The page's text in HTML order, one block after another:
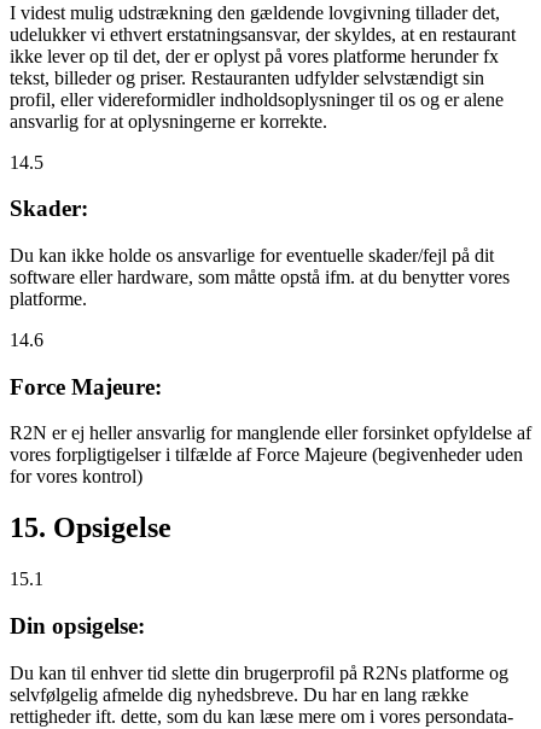
I videst mulig udstrækning den gældende lovgivning tillader det,
udelukker vi ethvert erstatningsansvar, der skyldes, at en restaurant
ikke lever op til det, der er oplyst på vores platforme herunder fx
tekst, billeder og priser. Restauranten udfylder selvstændigt sin
profil, eller videreformidler indholdsoplysninger til os og er alene
ansvarlig for at oplysningerne er korrekte.
14.5
Skader:
Du kan ikke holde os ansvarlige for eventuelle skader/fejl på dit
software eller hardware, som måtte opstå ifm. at du benytter vores
platforme.
14.6
Force Majeure:
R2N er ej heller ansvarlig for manglende eller forsinket opfyldelse af
vores forpligtigelser i tilfælde af Force Majeure (begivenheder uden
for vores kontrol)
15. Opsigelse
15.1
Din opsigelse:
Du kan til enhver tid slette din brugerprofil på R2Ns platforme og
selvfølgelig afmelde dig nyhedsbreve. Du har en lang række
rettigheder ift. dette, som du kan læse mere om i vores persondata-